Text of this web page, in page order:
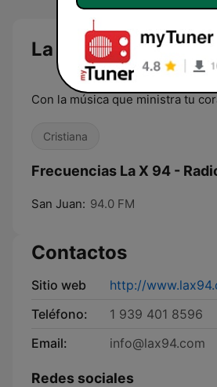
La X 94 - Radio
Con la música que ministra tu
Cristiana
Frecuencias La X 94 -
San Juan: 94.0 FM
Contactos
Sitio web
http://
Teléfono:
1 939 401 8596
Email:
info@lax94.com
Redes sociales